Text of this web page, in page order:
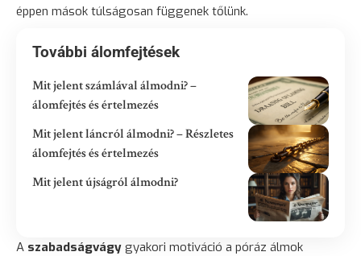
éppen mások túlságosan függenek tőlünk.
További álomfejtések
Mit jelent számlával álmodni? –
álomfejtés és értelmezés
Mit jelent láncról álmodni? – Részletes
álomfejtés és értelmezés
Mit jelent újságról álmodni?
A szabadságvágy gyakori motiváció a póráz álmok